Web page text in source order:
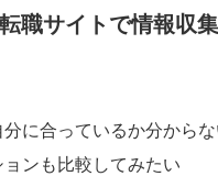
転職サイトで情報収
に合っているか分からな
ンも比較してみたい